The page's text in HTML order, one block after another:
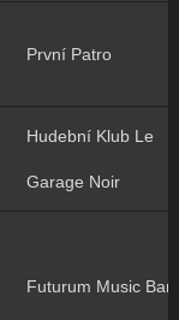
První Patro
Hudební Klub Le
Garage Noir
Futurum Music Bar